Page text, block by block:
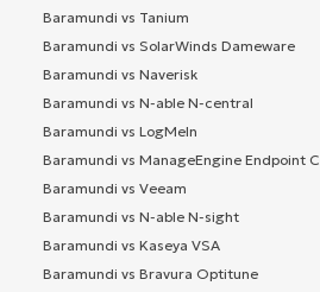
Baramundi vs Tanium
Baramundi vs SolarWinds Dameware
Baramundi vs Naverisk
Baramundi vs N-able N-central
Baramundi vs LogMeIn
Baramundi vs ManageEngine Endpoint
Baramundi vs Veeam
Baramundi vs N-able N-sight
Baramundi vs Kaseya VSA
Baramundi vs Bravura Optitune